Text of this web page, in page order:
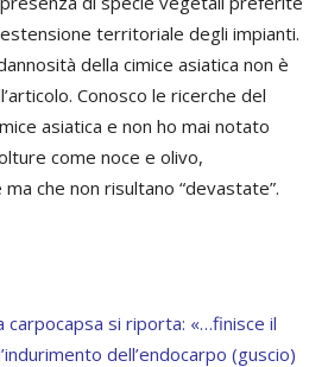
territoriale degli impianti.
della cimice asiatica non è
Conosco le ricerche del
asiatica e non ho mai notato
come noce e olivo,
che non risultano “devastate”.
carpocapsa si riporta: «…finisce il
dell’endocarpo (guscio)